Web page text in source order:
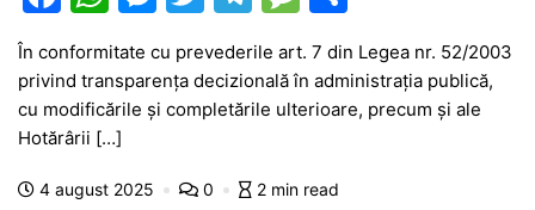
a
c
e
b
o
h
at
s
A
p
s
s
n
itt
er
el
e
gr
m
s
s
g
ta
je
În conformitate cu prevederile art. 7 din Legea nr. 52/2003
privind transparenţa decizională în administraţia publică,
cu modificările și completările ulterioare, precum și ale
Hotărârii […]
4 august 2025 0 2 min read